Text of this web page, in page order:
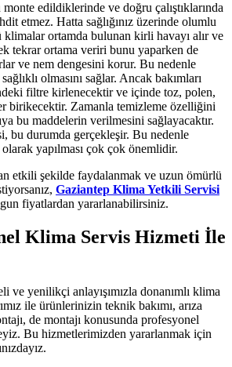
edildiklerinde ve doğru çalıştıklarında
etmez. Hatta sağlığınız üzerinde olumlu
klimalar ortamda bulunan kirli havayı alır ve
tekrar ortama veriri bunu yaparken de
ve nem dengesini korur. Bu nedenle
olmasını sağlar. Ancak bakımları
filtre kirlenecektir ve içinde toz, polen,
birikecektir. Zamanla temizleme özelliğini
bu maddelerin verilmesini sağlayacaktır.
bu durumda gerçekleşir. Bu nedenle
yapılması çok çok önemlidir.
etkili şekilde faydalanmak ve uzun ömürlü
Gaziantep Klima Yetkili Servisi
fiyatlardan yararlanabilirsiniz.
Klima Servis Hizmeti İle
ve yenilikçi anlayışımızla donanımlı klima
ile ürünlerinizin teknik bakımı, arıza
de montajı konusunda profesyonel
Bu hizmetlerimizden yararlanmak için